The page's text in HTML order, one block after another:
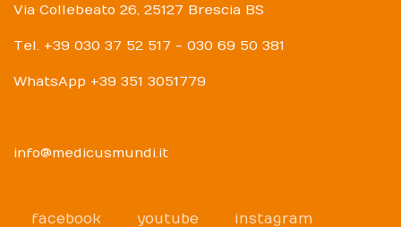
Via Collebeato 26, 25127 Brescia BS
Tel. +39 030 37 52 517 - 030 69 50 381
WhatsApp +39 351 3051779
info@medicusmundi.it
facebook youtube instagram